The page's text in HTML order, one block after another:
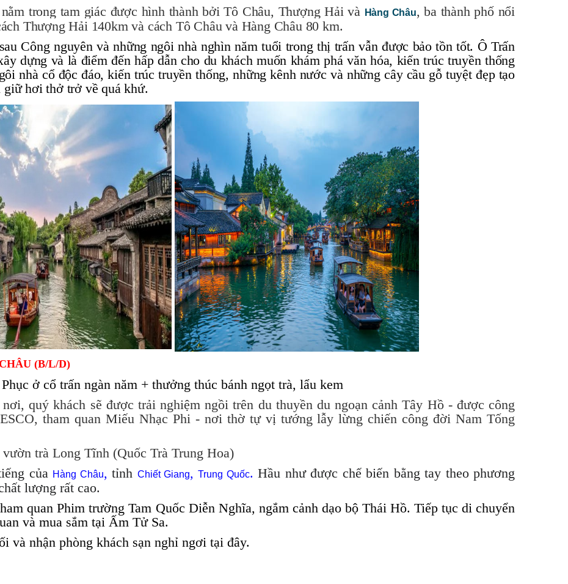
trong tam giác được hình thành bởi Tô Châu, Thượng Hải và Hàng Châu, ba thành phố nổi
Thượng Hải 140km và cách Tô Châu và Hàng Châu 80 km.
Công nguyên và những ngôi nhà nghìn năm tuổi trong thị trấn vẫn được bảo tồn tốt. Ô Trấn
dựng và là điểm đến hấp dẫn cho du khách muốn khám phá văn hóa, kiến ​​trúc truyền thống
nhà cổ độc đáo, kiến ​​trúc truyền thống, những kênh nước và những cây cầu gỗ tuyệt đẹp tạo
giữ hơi thở trở về quá khứ.
(B/L/D)
ở cổ trấn ngàn năm + thưởng thúc bánh ngọt trà, lẩu kem
quý khách sẽ được trải nghiệm ngồi trên du thuyền du ngoạn cảnh Tây Hồ - được công
tham quan Miếu Nhạc Phi - nơi thờ tự vị tướng lẫy lừng chiến công đời Nam Tống
trà Long Tĩnh (Quốc Trà Trung Hoa)
của Hàng Châu,tỉnh Chiết Giang,Trung Quốc. Hầu như được chế biến bằng tay theo phương
lượng rất cao.
quan Phim trường Tam Quốc Diễn Nghĩa, ngắm cảnh dạo bộ Thái Hồ. Tiếp tục di chuyển
và mua sắm tại Ấm Tử Sa.
và nhận phòng khách sạn nghỉ ngơi tại đây.